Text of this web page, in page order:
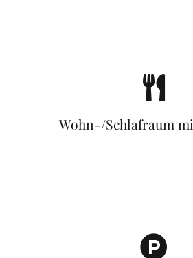
Wohn-/Schlafraum